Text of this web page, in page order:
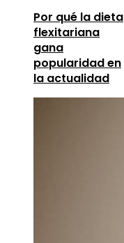
Por qué la dieta
flexitariana
gana
popularidad en
la actualidad